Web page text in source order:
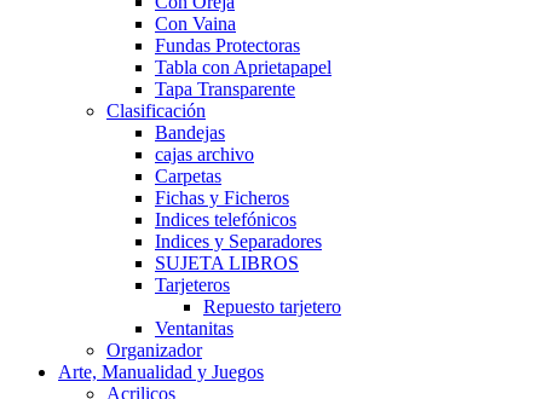
Con Vaina
Fundas Protectoras
Tabla con Aprietapapel
Tapa Transparente
Clasificación
Bandejas
cajas archivo
Carpetas
Fichas y Ficheros
Indices telefónicos
Indices y Separadores
SUJETA LIBROS
Tarjeteros
Repuesto tarjetero
Ventanitas
Organizador
Arte, Manualidad y Juegos
Acrilicos